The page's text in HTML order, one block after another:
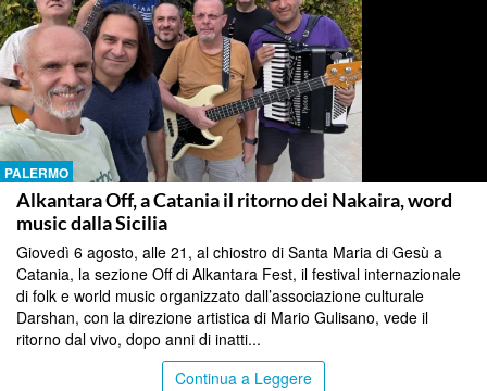
PALERMO
Alkantara Off, a Catania il ritorno dei Nakaira, word
music dalla Sicilia
Giovedì 6 agosto, alle 21, al chiostro di Santa Maria di Gesù a
Catania, la sezione Off di Alkantara Fest, il festival internazionale
di folk e world music organizzato dall’associazione culturale
Darshan, con la direzione artistica di Mario Gulisano, vede il
ritorno dal vivo, dopo anni di inatti...
Continua a Leggere